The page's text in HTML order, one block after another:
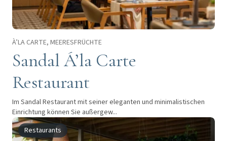
À’LA CARTE, MEERESFRÜCHTE
Sandal Á’la Carte
Restaurant
Im Sandal Restaurant mit seiner eleganten und minimalistischen
Einrichtung können Sie außergew...
Restaurants